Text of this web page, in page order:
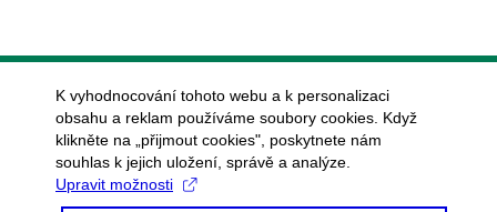
K vyhodnocování tohoto webu a k personalizaci
obsahu a reklam používáme soubory cookies. Když
klikněte na „přijmout cookies", poskytnete nám
souhlas k jejich uložení, správě a analýze.
Upravit možnosti